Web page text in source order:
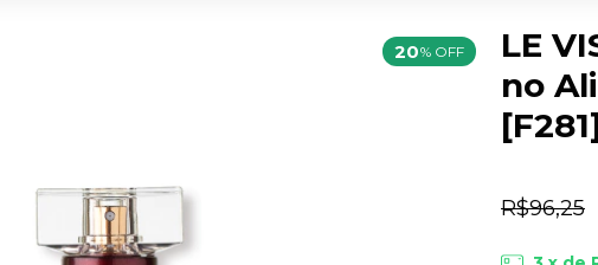
20% OFF
LE
no
R$96,25